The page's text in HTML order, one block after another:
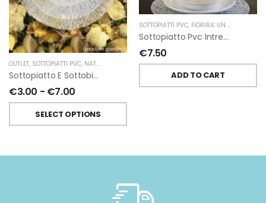
OUTLET, SOTTOPIATTI PVC, NATALE FIORIRA' UN GIARDINO
Sottopiatto E Sottobicchiere In Pvc Intrecciato Argento Di Fiorirà Un Giardino
€3.00 - €7.00
SELECT OPTIONS
SOTTOPIATTI PVC, FIORIRA' UN GIARDINO
Sottopiatto Pvc Intrecciato Ghiaccio Di Fiorirà Un Giardino
€7.50
ADD TO CART